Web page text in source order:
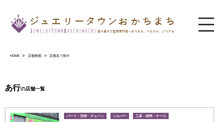
HOME 店舗検索 店舗名で探す
あ行の店舗一覧
パーツ・空枠・チェーン シルバー 工具・材料・ケース